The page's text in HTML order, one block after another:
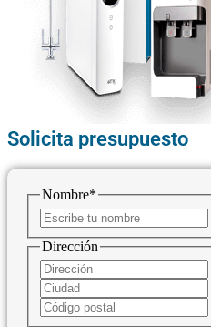
Solicita presupuesto
Nombre*
Dirección